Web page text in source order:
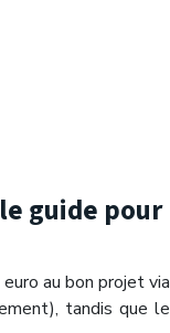
guide pour
au bon projet via
tandis que le